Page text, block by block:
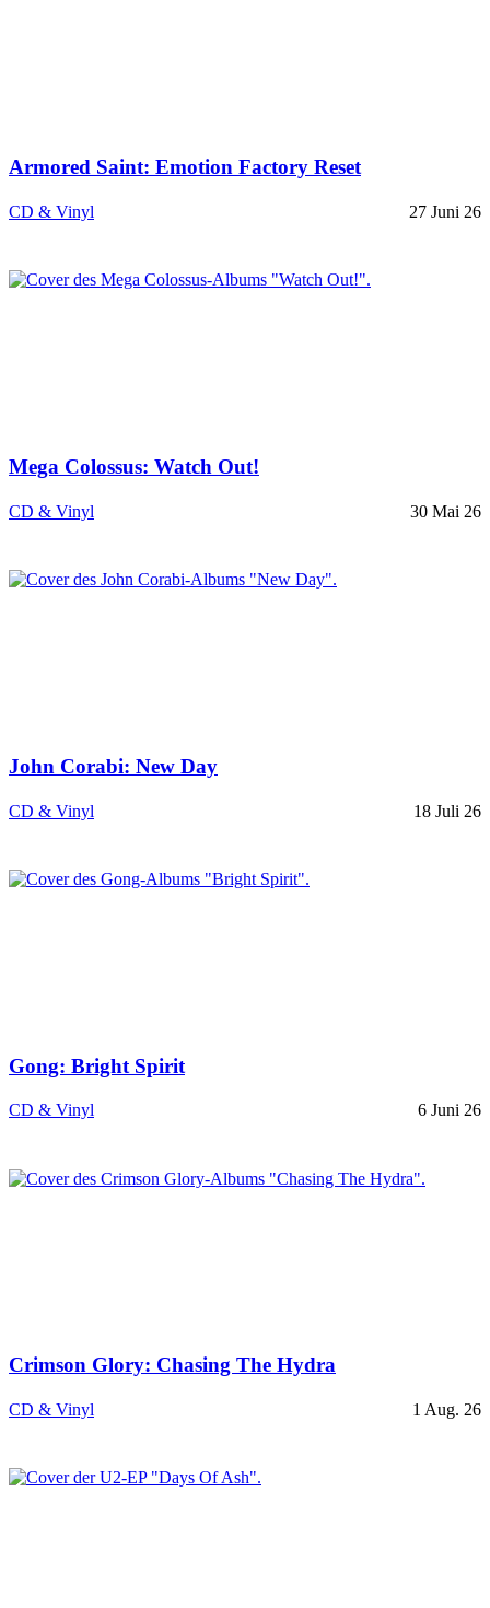
Armored Saint: Emotion Factory Reset
CD & Vinyl 27 Juni 26
Mega Colossus: Watch Out!
CD & Vinyl 30 Mai 26
John Corabi: New Day
CD & Vinyl 18 Juli 26
Gong: Bright Spirit
CD & Vinyl 6 Juni 26
Crimson Glory: Chasing The Hydra
CD & Vinyl 1 Aug. 26